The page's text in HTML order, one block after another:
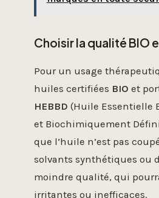
Choisir la qualité BIO
Pour un usage
huiles certifiées BIO et
HEBBD (Huile Essentielle
et Biochimiquement
que l’huile n’est pas
solvants synthétiques ou
moindre qualité, qui
irritantes ou inefficaces.